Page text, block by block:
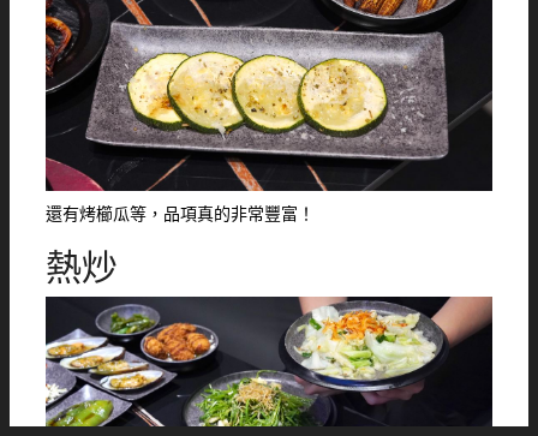
還有烤櫛瓜等，品項真的非常豐富！
熱炒